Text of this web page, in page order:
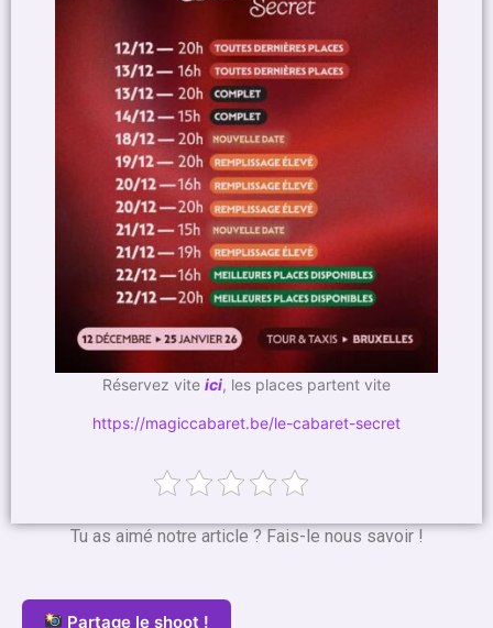
Réservez vite ici, les places partent vite
https://magiccabaret.be/le-cabaret-secret
Tu as aimé notre article ? Fais-le nous savoir !
Partage le shoot !